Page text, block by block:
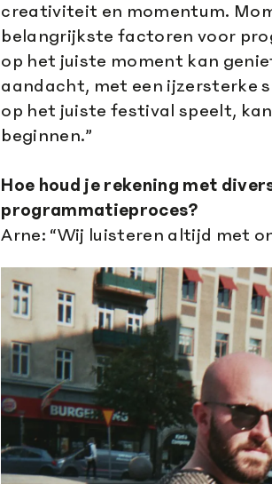
creativiteit en momentum.
belangrijkste factoren voor
op het juiste moment kan
aandacht, met een ijzersterke
op het juiste festival speelt,
beginnen.”
Hoe houd je rekening met
programmatieproces?
Arne: “Wij luisteren altijd met